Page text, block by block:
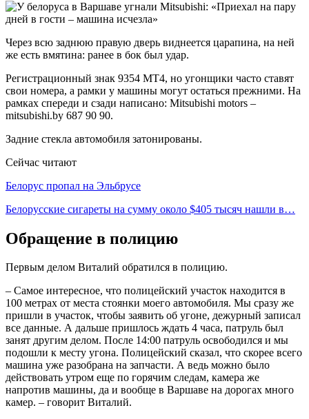
Через всю заднюю правую дверь виднеется царапина, на ней
же есть вмятина: ранее в бок был удар.
Регистрационный знак 9354 МТ4, но угонщики часто ставят
свои номера, а рамки у машины могут остаться прежними. На
рамках спереди и сзади написано: Mitsubishi motors –
mitsubishi.by 687 90 90.
Задние стекла автомобиля затонированы.
Сейчас читают
Белорус пропал на Эльбрусе
Белорусские сигареты на сумму около $405 тысяч нашли в…
Обращение в полицию
Первым делом Виталий обратился в полицию.
– Самое интересное, что полицейский участок находится в
100 метрах от места стоянки моего автомобиля. Мы сразу же
пришли в участок, чтобы заявить об угоне, дежурный записал
все данные. А дальше пришлось ждать 4 часа, патруль был
занят другим делом. После 14:00 патруль освободился и мы
подошли к месту угона. Полицейский сказал, что скорее всего
машина уже разобрана на запчасти. А ведь можно было
действовать утром еще по горячим следам, камера же
напротив машины, да и вообще в Варшаве на дорогах много
камер. – говорит Виталий.